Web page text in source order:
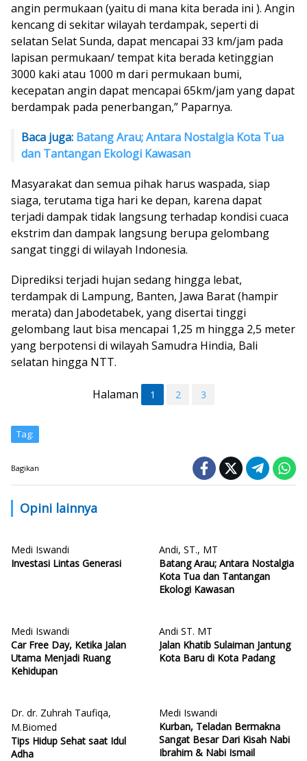
angin permukaan (yaitu di mana kita berada ini ). Angin
kencang di sekitar wilayah terdampak, seperti di
selatan Selat Sunda, dapat mencapai 33 km/jam pada
lapisan permukaan/ tempat kita berada ketinggian
3000 kaki atau 1000 m dari permukaan bumi,
kecepatan angin dapat mencapai 65km/jam yang dapat
berdampak pada penerbangan,” Paparnya.
Baca juga: Batang Arau; Antara Nostalgia Kota Tua
dan Tantangan Ekologi Kawasan
Masyarakat dan semua pihak harus waspada, siap
siaga, terutama tiga hari ke depan, karena dapat
terjadi dampak tidak langsung terhadap kondisi cuaca
ekstrim dan dampak langsung berupa gelombang
sangat tinggi di wilayah Indonesia.
Diprediksi terjadi hujan sedang hingga lebat,
terdampak di Lampung, Banten, Jawa Barat (hampir
merata) dan Jabodetabek, yang disertai tinggi
gelombang laut bisa mencapai 1,25 m hingga 2,5 meter
yang berpotensi di wilayah Samudra Hindia, Bali
selatan hingga NTT.
Halaman 1 2 3
Tag:
Bagikan
Opini lainnya
Medi Iswandi
Investasi Lintas Generasi
Andi, ST., MT
Batang Arau; Antara Nostalgia
Kota Tua dan Tantangan
Ekologi Kawasan
Medi Iswandi
Car Free Day, Ketika Jalan
Utama Menjadi Ruang
Kehidupan
Andi ST. MT
Jalan Khatib Sulaiman Jantung
Kota Baru di Kota Padang
Dr. dr. Zuhrah Taufiqa,
M.Biomed
Tips Hidup Sehat saat Idul
Adha
Medi Iswandi
Kurban, Teladan Bermakna
Sangat Besar Dari Kisah Nabi
Ibrahim & Nabi Ismail